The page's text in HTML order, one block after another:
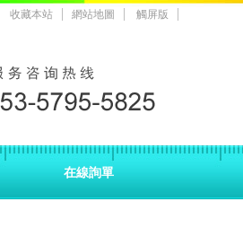
收藏本站 網站地圖 觸屏版
在線詢單